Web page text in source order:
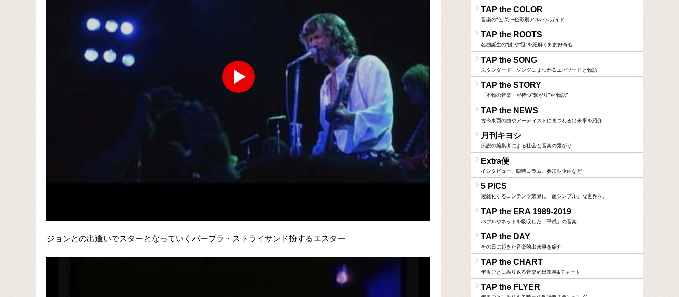
ジョンとの出逢いでスターとなっていくバーブラ・ストライサンド扮するエスター
TAP the COLOR
音楽の“色”気〜色彩別アルバムガイド
TAP the ROOTS
名曲誕生の“鍵”や“謎”を紐解く知的好奇心
TAP the SONG
スタンダード・ソングにまつわるエピソードと物語
TAP the STORY
「本物の音楽」が持つ“繋がり”や“物語”
TAP the NEWS
古今東西の曲やアーティストにまつわる出来事を紹介
月刊キヨシ
伝説の編集者による社会と音楽の繋がり
Extra便
インタビュー、臨時コラム、参加型企画など
5 PICS
複雑化するコンテンツ業界に「超シンプル」な世界を。
TAP the ERA 1989-2019
バブルやネットを吸収した「平成」の音楽
TAP the DAY
その日に起きた音楽的出来事を紹介
TAP the CHART
年度ごとに振り返る音楽的出来事&チャート
TAP the FLYER